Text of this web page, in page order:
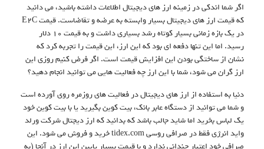
اگر شما اندکی در زمینه ارز های دیجیتال اطلاعات داشته باشید، می دانید
که قیمت ارز های دیجیتال بسیار وابسته به عرضه و تقاضاست. قیمت E2C
در یک بازه زمانی بسیار کوتاه رشد بسیاری داشت و به قیمت 10 دلار
رسید. اما این تنها دفعه ای بود که این ارز، این قیمت را تجربه کرد که
نشان از ساختگی بودن این افزایش قیمت است. اگر فرض کنیم روزی این
ارز گران می شود، شما با این ارز چه فعالیت هایی می توانید انجام دهید؟
دنیا به استفاده از ارز های دیجیتال در فعالیت های روزمره روی آورده است
و شما می توانید از دستگاه عابر بانک، بیت کوین بگیرید یا با بیت کوین خود
یک لباس بخرید اما شاید جالب باشد که بدانید که ارز دیجتال شرکت ورلد
واید انرژی فقط در صرافی روسی tidex.com خرید و فروش می شود. این
صرافی خود اعتبار چندانی ندارد و با قیمت بسیار پایین این ارز در آنجا (به